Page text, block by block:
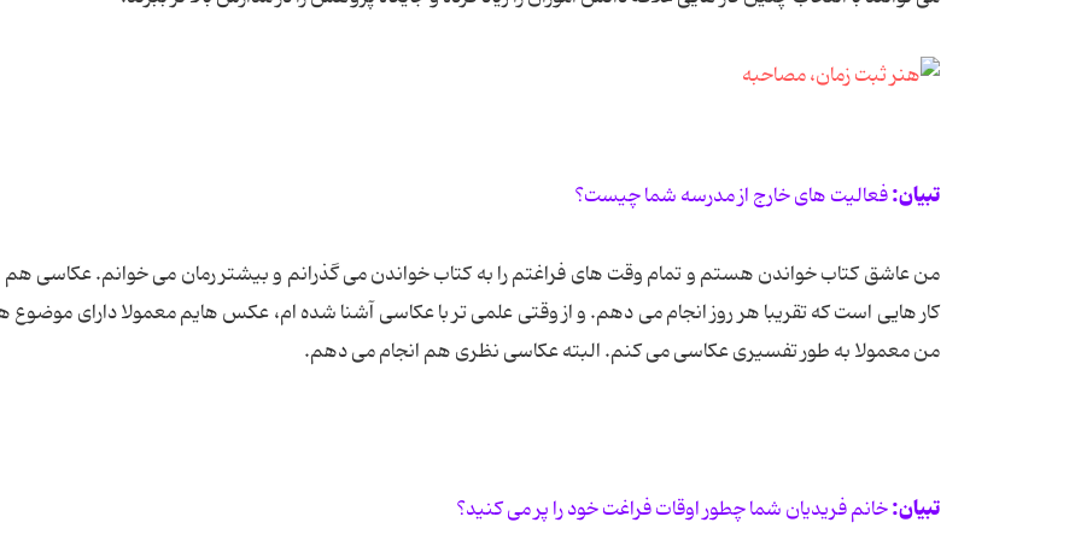
تبیان:فعالیت های خارج از مدرسه شما چیست؟
من عاشق کتاب خواندن هستم و تمام وقت های فراغتم را به کتاب خواندن می گذرانم و بیشتر رمان می خوانم. عکاسی هم
کار هایی است که تقریبا هر روز انجام می دهم. و از وقتی علمی تر با عکاسی آشنا شده ام، عکس هایم معمولا دارای
من معمولا به طور تفسیری عکاسی می کنم. البته عکاسی نظری هم انجام می دهم.
تبیان:خانم فریدیان شما چطور اوقات فراغت خود را پر می کنید؟